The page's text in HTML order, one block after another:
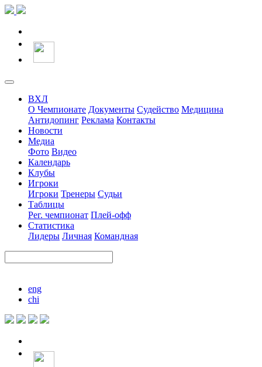
ВХЛ
О Чемпионате Документы Судейство Медицина
Антидопинг Реклама Контакты
Новости
Медиа
Фото Видео
Календарь
Клубы
Игроки
Игроки Тренеры Судьи
Таблицы
Рег. чемпионат Плей-офф
Статистика
Лидеры Личная Командная
eng
chi